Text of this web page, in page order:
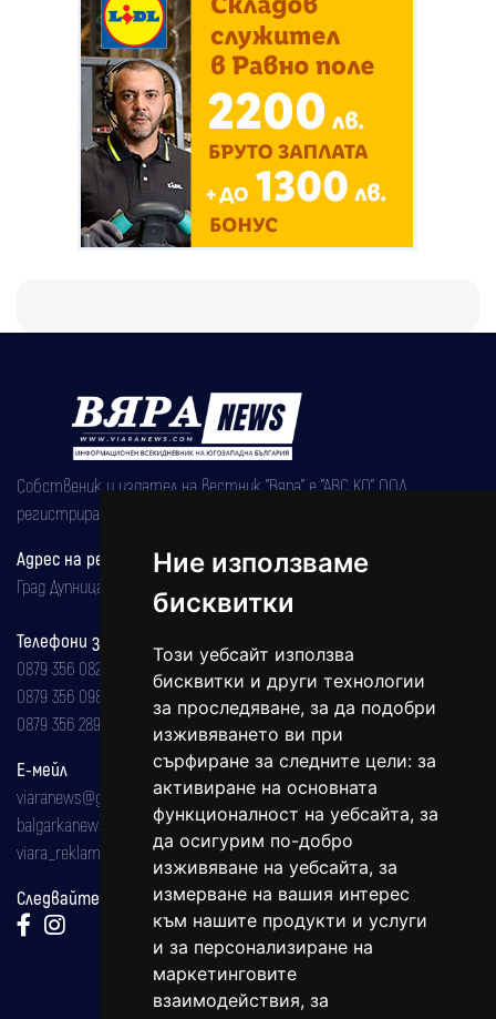
Ние използваме
бисквитки
Този уебсайт използва
бисквитки и други технологии
за проследяване, за да подобри
изживяването ви при
сърфиране за следните цели: за
активиране на основната
функционалност на уебсайта, за
да осигурим по-добро
изживяване на уебсайта, за
измерване на вашия интерес
към нашите продукти и услуги
и за персонализиране на
маркетинговите
взаимодействия, за
Собственик и издател на вестник "Вяра" е "АВС КО" ООД,
регистрирана на 08.05.2002 година.
Адрес на редакцията
Град Дупница, ул.''Христо Ботев" 43
Телефони за реклама и абонаменти
0879 356 082
0879 356 098
0879 356 289
Е-мейл
viaranews@gmail.com
balgarkanews@gmail.com
viara_reklama@mail.bg
Следвайте ни: